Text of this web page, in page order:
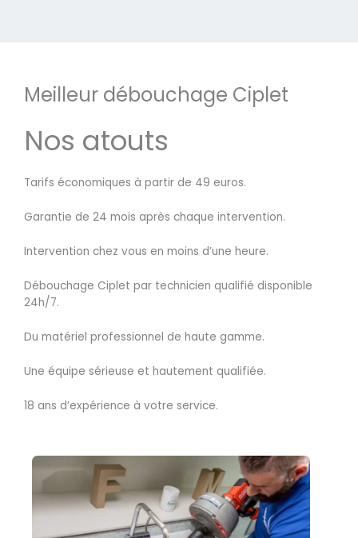
Meilleur débouchage Ciplet
Nos atouts
Tarifs économiques à partir de 49 euros.
Garantie de 24 mois après chaque intervention.
Intervention chez vous en moins d’une heure.
Débouchage Ciplet par technicien qualifié disponible
24h/7.
Du matériel professionnel de haute gamme.
Une équipe sérieuse et hautement qualifiée.
18 ans d’expérience à votre service.